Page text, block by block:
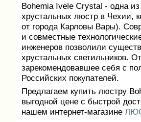
Bohemia Ivele Crystal - одна
хрустальных люстр в Чехии,
от города Карловы Вары).
и совместные
инженеров позволили
хрустальных светильников.
зарекомендовавшее себя с
Российских покупателей.
Предлагаем купить люстру
выгодной цене с быстрой
нашем интернет-магазине